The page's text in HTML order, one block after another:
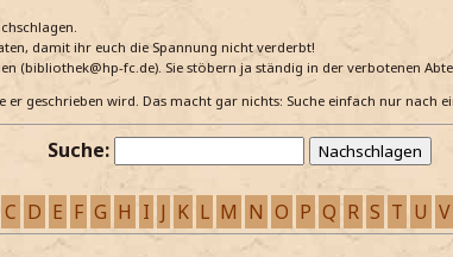
damit ihr euch die Spannung nicht verderbt!
(bibliothek@hp-fc.de). Sie stöbern ja ständig in der verbotenen
geschrieben wird. Das macht gar nichts: Suche einfach nur nach
Suche:
C D E F G H I J K L M N O P Q R S T U V